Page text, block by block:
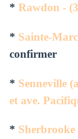
* Rawdon -
* Sainte-
confirmer
* Senneville
et ave.
* Sherbrooke